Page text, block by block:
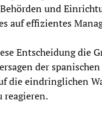
und
auf effizientes
Entscheidung die
der
die eindringlichen
reagieren.